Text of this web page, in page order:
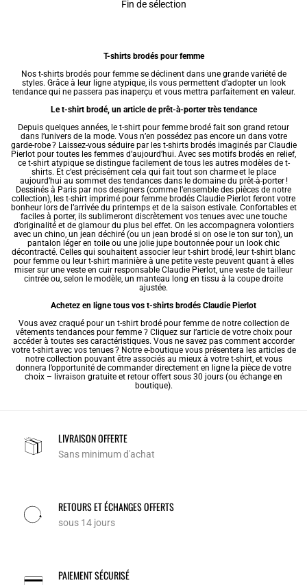
Fin de sélection
T-shirts brodés pour femme
Nos t-shirts brodés pour femme se déclinent dans une grande variété de
styles. Grâce à leur ligne atypique, ils vous permettent d’adopter un look
tendance qui ne passera pas inaperçu et vous mettra parfaitement en valeur.
Le t-shirt brodé, un article de prêt-à-porter très tendance
Depuis quelques années, le t-shirt pour femme brodé fait son grand retour
dans l’univers de la mode. Vous n’en possédez pas encore un dans votre
garde-robe ? Laissez-vous séduire par les t-shirts brodés imaginés par Claudie
Pierlot pour toutes les femmes d’aujourd’hui. Avec ses motifs brodés en relief,
ce t-shirt atypique se distingue facilement de tous les autres modèles de t-
shirts. Et c’est précisément cela qui fait tout son charme et le place
aujourd’hui au sommet des tendances dans le domaine du prêt-à-porter !
Dessinés à Paris par nos designers (comme l’ensemble des pièces de notre
collection), les t-shirt imprimé pour femme brodés Claudie Pierlot feront votre
bonheur lors de l’arrivée du printemps et de la saison estivale. Confortables et
faciles à porter, ils sublimeront discrètement vos tenues avec une touche
d’originalité et de glamour du plus bel effet. On les accompagnera volontiers
avec un chino, un jean déchiré (ou un jean brodé si on ose le ton sur ton), un
pantalon léger en toile ou une jolie jupe boutonnée pour un look chic
décontracté. Celles qui souhaitent associer leur t-shirt brodé, leur t-shirt blanc
pour femmeou leur t-shirt marinièreà une petite veste peuvent quant à elles
miser sur une veste en cuir responsable Claudie Pierlot, une veste de tailleur
cintrée ou, selon le modèle, un manteau long en tissu à la coupe droite
ajustée.
Achetez en ligne tous vos t-shirts brodés Claudie Pierlot
Vous avez craqué pour un t-shirt brodé pour femme de notre collection de
vêtements tendances pour femme? Cliquez sur l’article de votre choix pour
accéder à toutes ses caractéristiques. Vous ne savez pas comment accorder
votre t-shirt avec vos tenues ? Notre e-boutique vous présentera les articles de
notre collection pouvant être associés au mieux à votre t-shirt, et vous
donnera l’opportunité de commander directement en ligne la pièce de votre
choix – livraison gratuite et retour offert sous 30 jours (ou échange en
boutique).
LIVRAISON OFFERTE
Sans minimum d'achat
RETOURS ET ÉCHANGES OFFERTS
sous 14 jours
PAIEMENT SÉCURISÉ